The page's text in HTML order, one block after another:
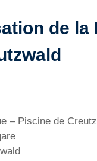
de la
– Piscine de